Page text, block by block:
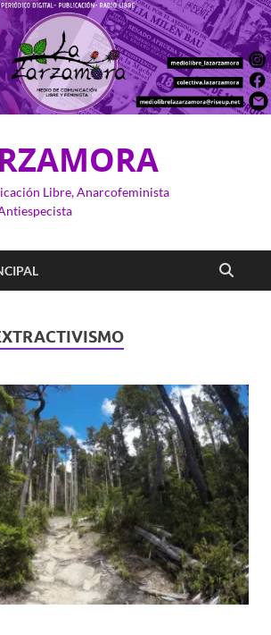
Libre, Anarcofeminista